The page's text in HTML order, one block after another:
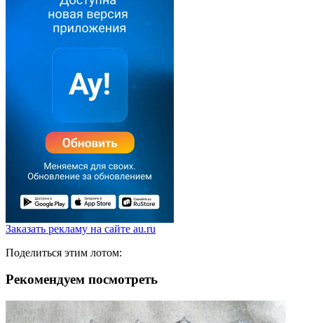
Заказать рекламу на сайте au.ru
Поделиться этим лотом:
Рекомендуем посмотреть